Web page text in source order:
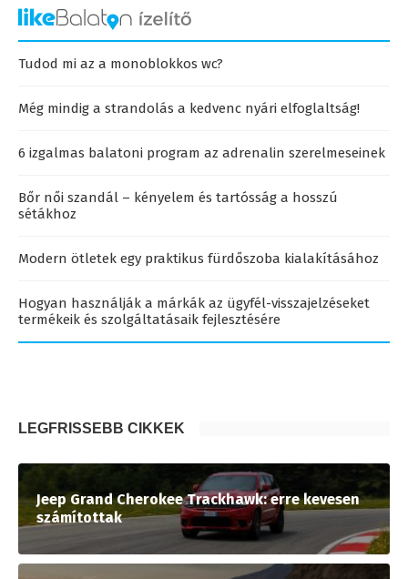
Tudod mi az a monoblokkos wc?
Még mindig a strandolás a kedvenc nyári elfoglaltság!
6 izgalmas balatoni program az adrenalin szerelmeseinek
Bőr női szandál – kényelem és tartósság a hosszú
sétákhoz
Modern ötletek egy praktikus fürdőszoba kialakításához
Hogyan használják a márkák az ügyfél-visszajelzéseket
termékeik és szolgáltatásaik fejlesztésére
LEGFRISSEBB CIKKEK
Jeep Grand Cherokee Trackhawk: erre kevesen
számítottak